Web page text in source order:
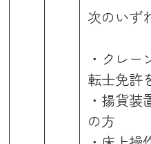
次のいず
・クレ
転士免許
・揚貨装
の方